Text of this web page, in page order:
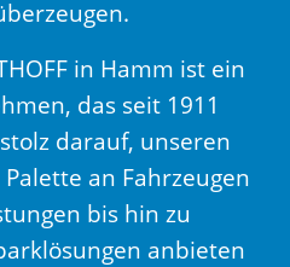
in Hamm ist ein
das seit 1911
darauf, unseren
an Fahrzeugen
bis hin zu
anbieten